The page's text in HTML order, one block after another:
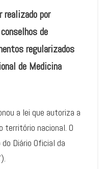
realizado por
de
regularizados
de Medicina
a lei que autoriza a
território nacional. O
Diário Oficial da